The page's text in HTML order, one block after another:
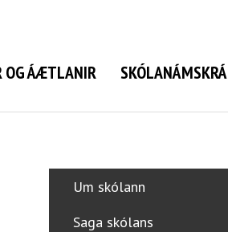
OG ÁÆTLANIR SKÓLANÁMSKRÁ
Um skólann
Saga skólans